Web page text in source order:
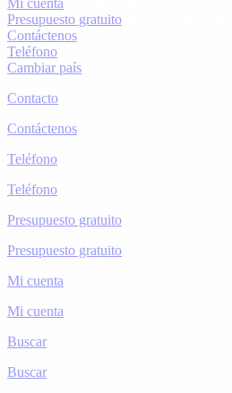
Mi cuenta
Presupuesto gratuito
Contáctenos
Teléfono
Cambiar país
Contacto
Contáctenos
Teléfono
Teléfono
Presupuesto gratuito
Presupuesto gratuito
Mi cuenta
Mi cuenta
Buscar
Buscar